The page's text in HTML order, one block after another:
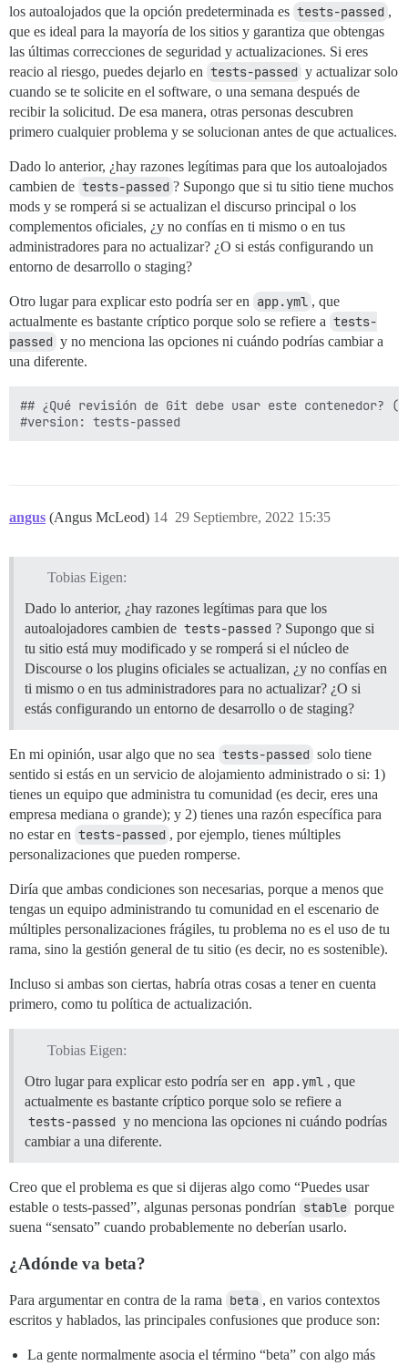
los autoalojados que la opción predeterminada es tests-passed ,
que es ideal para la mayoría de los sitios y garantiza que obtengas
las últimas correcciones de seguridad y actualizaciones. Si eres
reacio al riesgo, puedes dejarlo en tests-passed y actualizar solo
cuando se te solicite en el software, o una semana después de
recibir la solicitud. De esa manera, otras personas descubren
primero cualquier problema y se solucionan antes de que actualices.
Dado lo anterior, ¿hay razones legítimas para que los autoalojados
cambien de tests-passed ? Supongo que si tu sitio tiene muchos
mods y se romperá si se actualizan el discurso principal o los
complementos oficiales, ¿y no confías en ti mismo o en tus
administradores para no actualizar? ¿O si estás configurando un
entorno de desarrollo o staging?
Otro lugar para explicar esto podría ser en app.yml , que
actualmente es bastante críptico porque solo se refiere a tests-
passed y no menciona las opciones ni cuándo podrías cambiar a
una diferente.
## ¿Qué revisión de Git debe usar este contenedor?
angus (Angus McLeod) 29 Septiembre, 2022 15:35
14
Tobias Eigen:
Dado lo anterior, ¿hay razones legítimas para que los
autoalojadores cambien de tests-passed ? Supongo que si
tu sitio está muy modificado y se romperá si el núcleo de
Discourse o los plugins oficiales se actualizan, ¿y no confías en
ti mismo o en tus administradores para no actualizar? ¿O si
estás configurando un entorno de desarrollo o de staging?
En mi opinión, usar algo que no sea tests-passed solo tiene
sentido si estás en un servicio de alojamiento administrado o si: 1)
tienes un equipo que administra tu comunidad (es decir, eres una
empresa mediana o grande); y 2) tienes una razón específica para
no estar en tests-passed , por ejemplo, tienes múltiples
personalizaciones que pueden romperse.
Diría que ambas condiciones son necesarias, porque a menos que
tengas un equipo administrando tu comunidad en el escenario de
múltiples personalizaciones frágiles, tu problema no es el uso de tu
rama, sino la gestión general de tu sitio (es decir, no es sostenible).
Incluso si ambas son ciertas, habría otras cosas a tener en cuenta
primero, como tu política de actualización.
Tobias Eigen:
Otro lugar para explicar esto podría ser en app.yml , que
actualmente es bastante críptico porque solo se refiere a
tests-passed y no menciona las opciones ni cuándo podrías
cambiar a una diferente.
Creo que el problema es que si dijeras algo como “Puedes usar
estable o tests-passed”, algunas personas pondrían stable porque
suena “sensato” cuando probablemente no deberían usarlo.
¿Adónde va beta?
Para argumentar en contra de la rama beta , en varios contextos
escritos y hablados, las principales confusiones que produce son:
La gente normalmente asocia el término “beta” con algo más